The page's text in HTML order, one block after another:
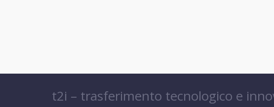
t2i – trasferimento tecnologico e